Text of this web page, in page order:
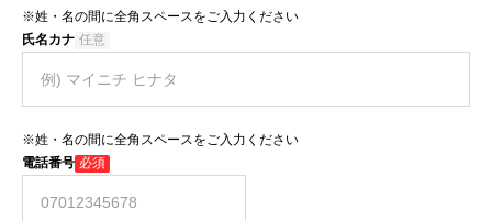
※姓・名の間に全角スペースをご入力ください
氏名カナ 任意
※姓・名の間に全角スペースをご入力ください
電話番号 必須